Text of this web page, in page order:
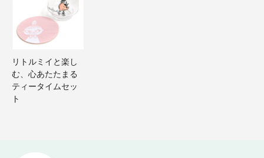
リトルミイと楽し
む、心あたたまる
ティータイムセッ
ト